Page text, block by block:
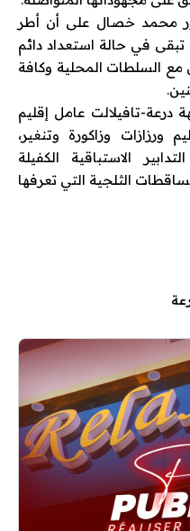
محمد خصال على أن أطر
تبقى في حالة استعداد دائم
مع السلطات المحلية وكافة
تافيلالت عامل إقليم
ورزازات وزاكورة وتنغير،
الاستباقية الكفيلة
الثلجية التي تعرفها